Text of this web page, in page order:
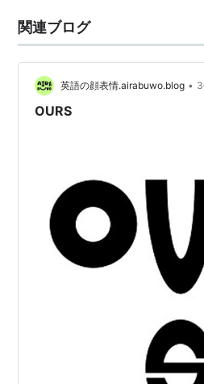
関連ブログ
英語の顔表情.airabuwo.blog •
OURS